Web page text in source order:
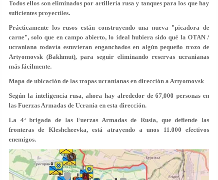
Todos ellos son eliminados por artillería rusa y tanques para los que hay
suficientes proyectiles.
Prácticamente los rusos están construyendo una nueva "picadora de
carne", solo que en campo abierto, lo ideal hubiera sido qué la OTAN /
ucraniana todavía estuvieran enganchados en algún pequeño trozo de
Artyomovsk (Bakhmut), para seguir eliminando reservas ucranianas
más fácilmente.
Mapa de ubicación de las tropas ucranianas en dirección a Artyomovsk
Según la inteligencia rusa, ahora hay alrededor de 67,000 personas en
las Fuerzas Armadas de Ucrania en esta dirección.
La 4ª brigada de las Fuerzas Armadas de Rusia, que defiende las
fronteras de Kleshcheevka, está atrayendo a unos 11.000 efectivos
enemigos.